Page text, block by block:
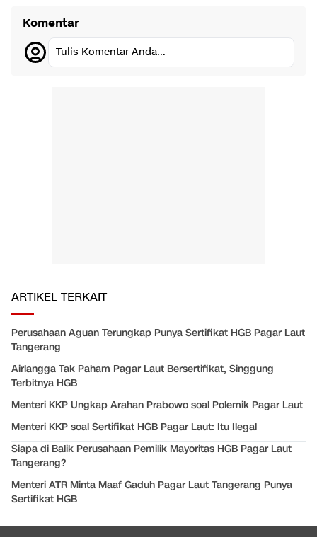
Komentar
Tulis Komentar Anda...
ARTIKEL TERKAIT
Perusahaan Aguan Terungkap Punya Sertifikat HGB Pagar Laut
Tangerang
Airlangga Tak Paham Pagar Laut Bersertifikat, Singgung
Terbitnya HGB
Menteri KKP Ungkap Arahan Prabowo soal Polemik Pagar Laut
Menteri KKP soal Sertifikat HGB Pagar Laut: Itu Ilegal
Siapa di Balik Perusahaan Pemilik Mayoritas HGB Pagar Laut
Tangerang?
Menteri ATR Minta Maaf Gaduh Pagar Laut Tangerang Punya
Sertifikat HGB